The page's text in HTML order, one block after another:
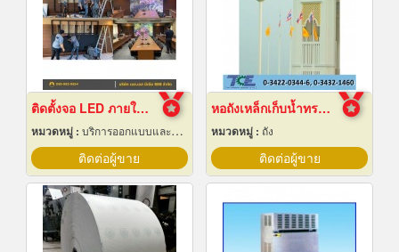
ติดตั้งจอ LED ภายในหอประชุม
หมวดหมู่ : บริการออกแบบและจัดทำป้ายโฆษณา 24 ชม.
ติดต่อผู้ขาย
หอถังเหล็กเก็บน้ำทรงกลม
หมวดหมู่ : ถัง
ติดต่อผู้ขาย